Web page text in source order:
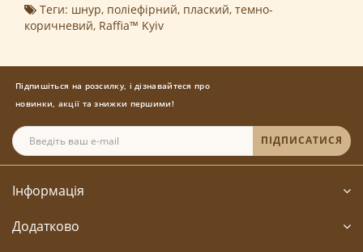
Теги: шнур, поліефірний, плаский, темно-
коричневий, Raffia™ Kyiv
Підпишіться на розсилку, і дізнавайтеся про
новинки, акції та знижки першими!
ПІДПИСАТИСЯ
Інформація
Додатково